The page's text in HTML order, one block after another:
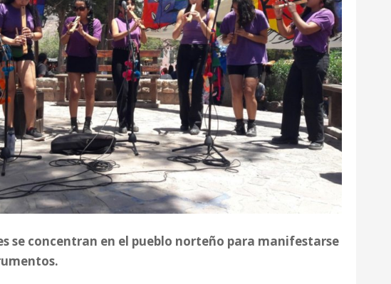
se concentran en el pueblo norteño para manifestarse